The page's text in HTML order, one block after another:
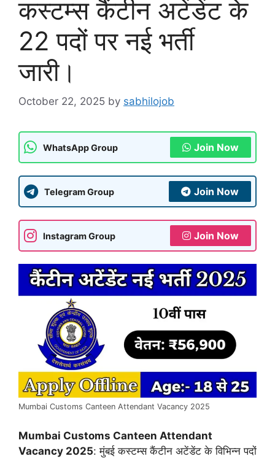
कस्टम्स कैंटीन अटेंडेंट के
22 पदों पर नई भर्ती
जारी।
October 22, 2025 by sabhilojob
WhatsApp Group Join Now
Telegram Group Join Now
Instagram Group Join Now
Mumbai Customs Canteen Attendant Vacancy 2025
Mumbai Customs Canteen Attendant
Vacancy 2025: मुंबई कस्टम्स कैंटीन अटेंडेंट के विभिन्न पदों